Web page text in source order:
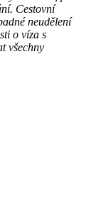
Cestovní
neudělení
o víza s
všechny